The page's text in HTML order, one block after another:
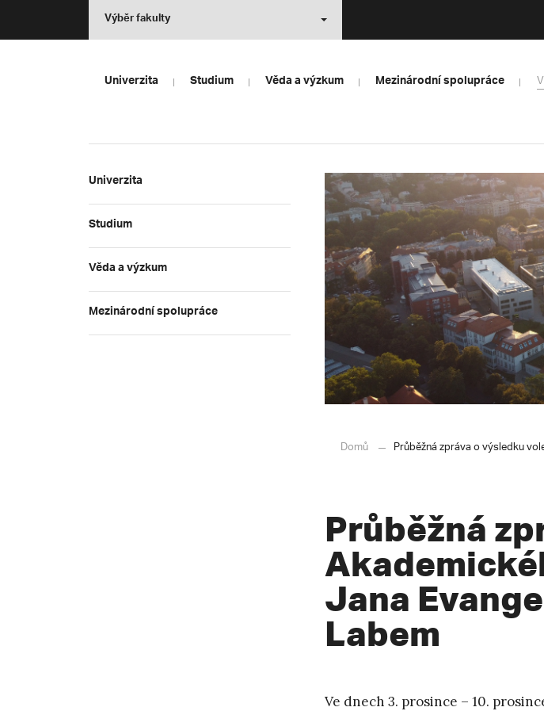
Výběr fakulty
Univerzita Studium Věda a výzkum Mezinárodní spolupráce
Univerzita
Studium
Věda a výzkum
Mezinárodní spolupráce
Domů Průběžná zpráva o výsledku
Průběžná
Jana
Labem
Ve dnech 3. prosince – 10.